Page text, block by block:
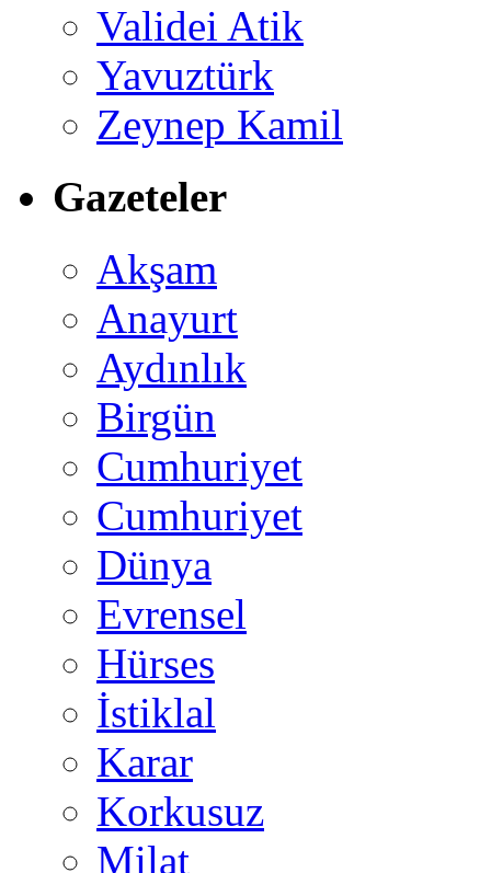
Validei Atik
Yavuztürk
Zeynep Kamil
Gazeteler
Akşam
Anayurt
Aydınlık
Birgün
Cumhuriyet
Cumhuriyet
Dünya
Evrensel
Hürses
İstiklal
Karar
Korkusuz
Milat